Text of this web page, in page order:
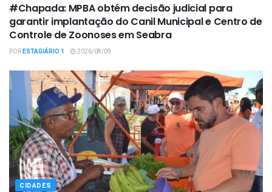
#Chapada: MPBA obtém decisão judicial para
garantir implantação do Canil Municipal e Centro de
Controle de Zoonoses em Seabra
PORESTAGIÁRIO 1 2026/08/09
CIDADES